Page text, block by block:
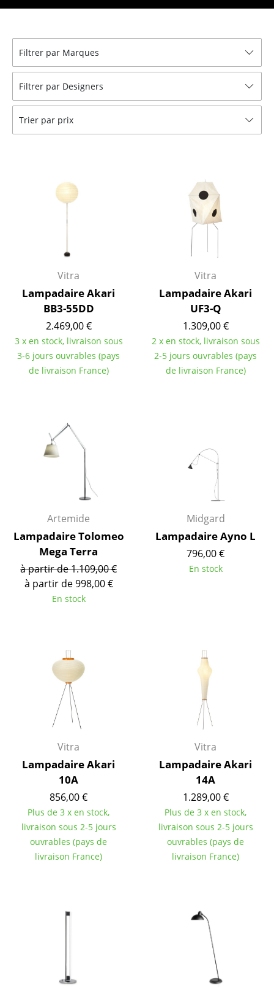
Pièces détachées
... voir tous les sièges
Tables
Tables de repas
Bureaux & Secrétaires
Secrétaires & Tables PC
Tables hautes & Pupitres
Tables enfants
Table de jardin
Chariots & Dessertes
Pièces détachées
Rangements
Étagères & Armoires
Bibliothèques
Étagères murales
Buffets & Commodes
Meubles TV
Caissons roulants et Meubles d’appoint
Meubles de bar
Pièces détachées
... voir tous les rangements
Luminaires
Suspensions & Plafonniers
Lampes de table
Lampes de bureau
Lampadaires et Liseuses
Lampes de sol
Lampes sans fil
Filtrer par Marques
Filtrer par Designers
Trier par prix
Vitra
Lampadaire Akari
BB3-55DD
2.469,00 €
3 x en stock, livraison sous
3-6 jours ouvrables (pays
de livraison France)
Vitra
Lampadaire Akari
UF3-Q
1.309,00 €
2 x en stock, livraison sous
2-5 jours ouvrables (pays
de livraison France)
Artemide
Lampadaire Tolomeo
Mega Terra
à partir de 1.109,00 €
à partir de 998,00 €
En stock
Midgard
Lampadaire Ayno L
796,00 €
En stock
Vitra
Lampadaire Akari
10A
856,00 €
Plus de 3 x en stock,
livraison sous 2-5 jours
ouvrables (pays de
livraison France)
Vitra
Lampadaire Akari
14A
1.289,00 €
Plus de 3 x en stock,
livraison sous 2-5 jours
ouvrables (pays de
livraison France)